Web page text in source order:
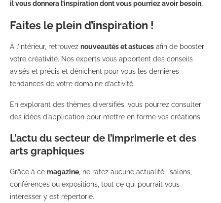
il vous donnera l’inspiration dont vous pourriez avoir besoin.
Faites le plein d’inspiration !
À l’intérieur, retrouvez nouveautés et astuces afin de booster
votre créativité. Nos experts vous apportent des conseils
avisés et précis et dénichent pour vous les dernières
tendances de votre domaine d’activité.
En explorant des thèmes diversifiés, vous pourrez consulter
des idées d’application pour mettre en forme vos créations.
L’actu du secteur de l’imprimerie et des
arts graphiques
Grâce à ce magazine , ne ratez aucune actualité : salons,
conférences ou expositions, tout ce qui pourrait vous
intéresser y est répertorié.